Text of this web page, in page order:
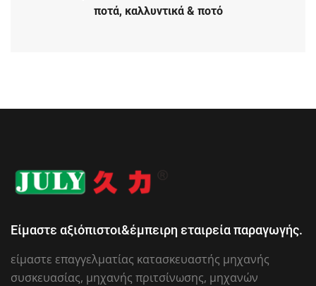
ποτά, καλλυντικά & ποτό
Είμαστε αξιόπιστοι&έμπειρη εταιρεία παραγωγής.
είμαστε επαγγελματίας κατασκευαστής μηχανής
συσκευασίας, μηχανής πριτσίνωσης, μηχανών